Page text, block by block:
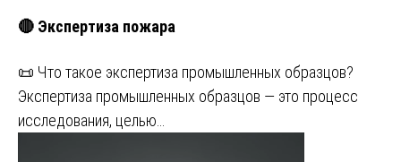
🔴 Экспертиза пожара
📜 Что такое экспертиза промышленных образцов?
Экспертиза промышленных образцов — это процесс
исследования, целью…